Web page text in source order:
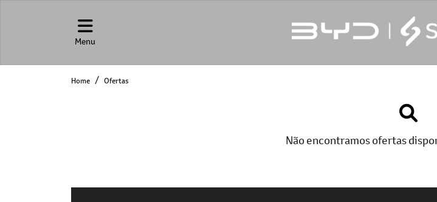
Menu
Home Ofertas
Não encontramos ofertas